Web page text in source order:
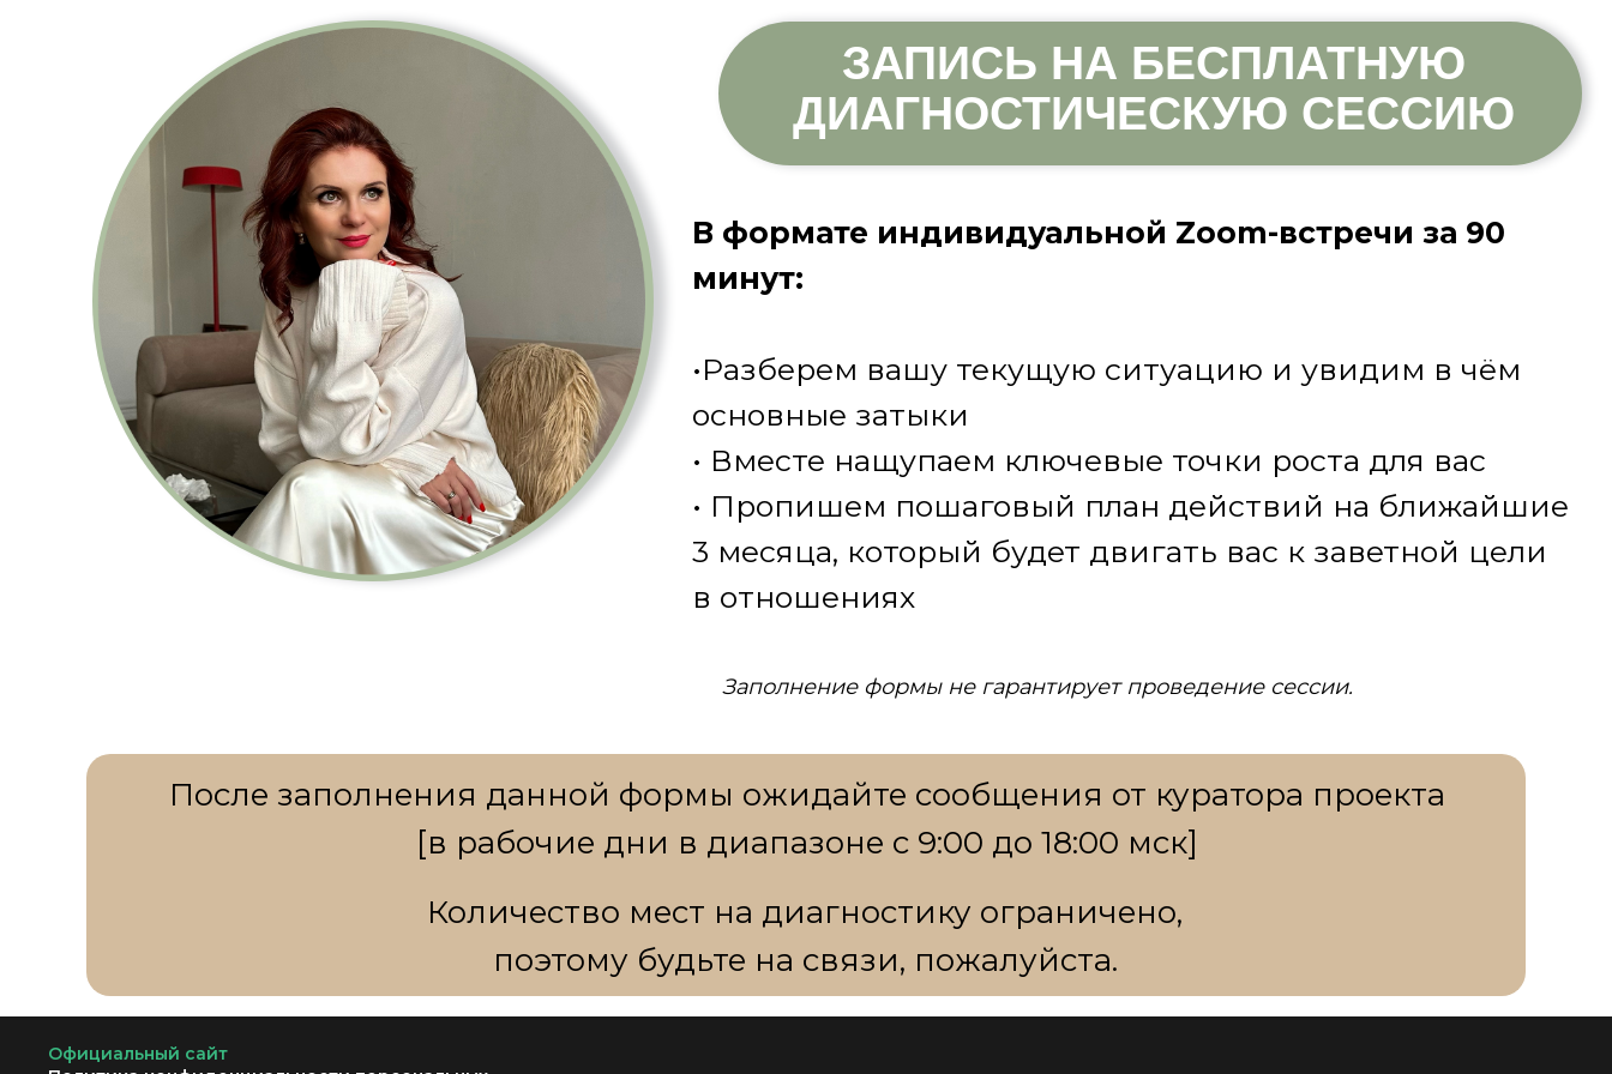
ЗАПИСЬ НА БЕСПЛАТНУЮ
ДИАГНОСТИЧЕСКУЮ СЕССИЮ
Заполнение формы не гарантирует проведение сессии.
В формате индивидуальной Zoom-встречи за 90
минут:
•Разберем вашу текущую ситуацию и увидим в чём
основные затыки
• Вместе нащупаем ключевые точки роста для вас
• Пропишем пошаговый план действий на ближайшие
3 месяца, который будет двигать вас к заветной цели
в отношениях
После заполнения данной формы ожидайте сообщения от куратора проекта
[в рабочие дни в диапазоне с 9:00 до 18:00 мск]
Количество мест на диагностику ограничено,
поэтому будьте на связи, пожалуйста.
Официальный сайт